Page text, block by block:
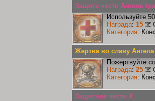
Защита чести Ангела
Используйте
Награда: 15
Категория:
Жертва во славу
Пожертвуйте
Награда: 25
Категория:
Защитник чести X